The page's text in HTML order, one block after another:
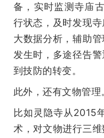
备，实时监测寺庙
行状态，及时发现
大数据分析，辅助
发生时，多途径告
到技防的转变。
此外，还有文物管理
比如灵隐寺从2015
术，对文物进行三